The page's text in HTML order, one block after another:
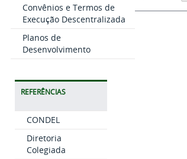
Convênios e Termos de
Execução Descentralizada
Planos de
Desenvolvimento
REFERÊNCIAS
CONDEL
Diretoria
Colegiada